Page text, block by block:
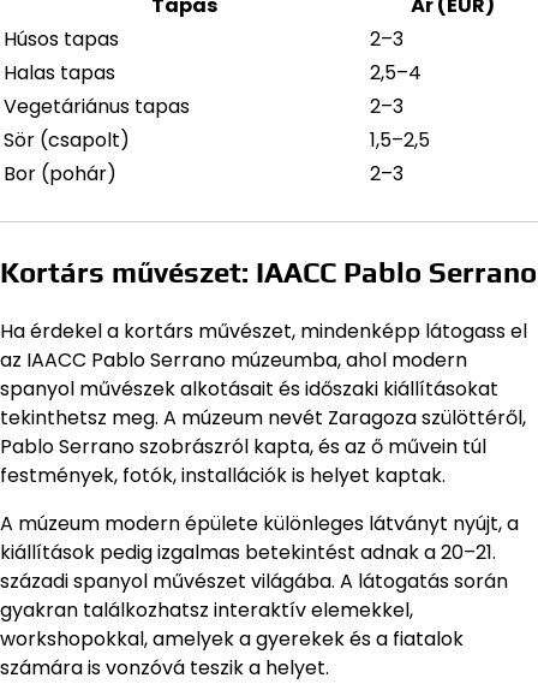
Húsos tapas
2–3
Halas tapas
2,5–4
Vegetáriánus tapas
2–3
Sör (csapolt)
1,5–2,5
Bor (pohár)
2–3
Kortárs művészet: IAACC Pablo Serrano
Ha érdekel a kortárs művészet, mindenképp látogass el
az IAACC Pablo Serrano múzeumba, ahol modern
spanyol művészek alkotásait és időszaki kiállításokat
tekinthetsz meg. A múzeum nevét Zaragoza szülöttéről,
Pablo Serrano szobrászról kapta, és az ő művein túl
festmények, fotók, installációk is helyet kaptak.
A múzeum modern épülete különleges látványt nyújt, a
kiállítások pedig izgalmas betekintést adnak a 20–21.
századi spanyol művészet világába. A látogatás során
gyakran találkozhatsz interaktív elemekkel,
workshopokkal, amelyek a gyerekek és a fiatalok
számára is vonzóvá teszik a helyet.